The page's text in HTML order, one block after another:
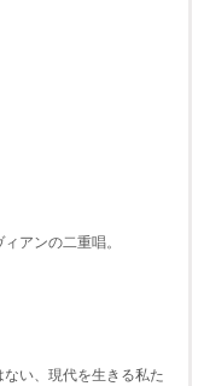
アンの二重唱。
い、現代を生きる私た